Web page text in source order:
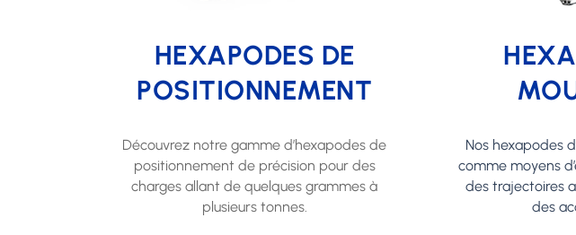
HEXAPODES DE
POSITIONNEMENT
Découvrez notre gamme d’hexapodes de
positionnement de précision pour des
charges allant de quelques grammes à
plusieurs tonnes.
Nos hexapodes
comme moyens
des trajectoires
des